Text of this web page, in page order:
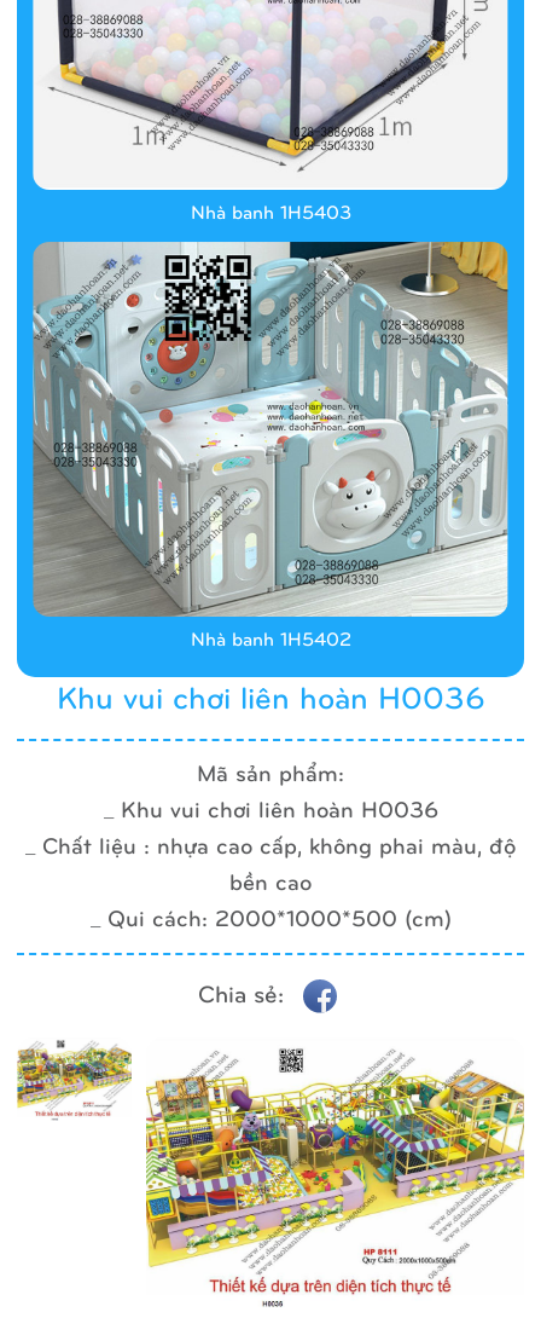
Khu vui chơi liên hoàn H0036
Mã sản phẩm:
_ Khu vui chơi liên hoàn H0036
_ Chất liệu : nhựa cao cấp, không phai màu, độ
bền cao
_ Qui cách: 2000*1000*500 (cm)
Chia sẻ:
Nhà banh 1H5403
Nhà banh 1H5402